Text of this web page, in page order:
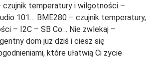
czujnik temperatury i wilgotności –
101… BME280 – czujnik temperatury,
– I2C – SB Co… Nie zwlekaj –
dom już dziś i ciesz się
które ułatwią Ci życie